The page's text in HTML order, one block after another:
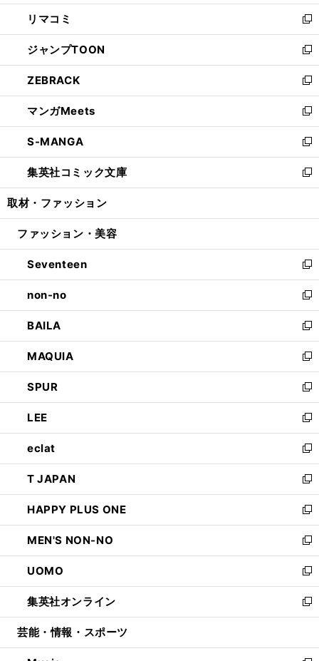
ウ
で
開
く
ン
ド
ウ
で
開
く
ウ
ィ
ン
ド
ウ
で
開
く
し
い
ウ
ィ
ン
ド
ウ
で
開
く
リマコミ
新
し
い
ウ
ィ
ン
ド
ウ
で
開
く
ジャンプTOON
新
し
い
ウ
ィ
ン
ド
ウ
で
開
ZEBRACK
新
し
い
ウ
ィ
ン
ド
ウ
開
マンガMeets
新
し
い
ウ
ィ
ン
ウ
開
く
S-MANGA
新
し
い
ウ
ン
ウ
で
開
く
集英社コミック文庫
新
し
ウ
ン
ド
ウ
で
開
く
取材・ファッション
ファッション・美容
Seventeen
新
し
い
ウ
ィ
ン
ド
ウ
で
開
く
non-no
新
し
い
ウ
ィ
ン
ド
ウ
で
開
く
BAILA
新
し
い
ウ
ィ
ン
ド
ウ
で
開
く
MAQUIA
新
し
い
ウ
ィ
ン
ド
ウ
で
開
く
SPUR
新
し
い
ウ
ィ
ン
ド
ウ
で
開
く
LEE
新
し
い
ウ
ィ
ン
ド
ウ
で
開
く
eclat
新
し
い
ウ
ィ
ン
ド
ウ
で
開
く
T JAPAN
新
し
い
ウ
ィ
ン
ド
ウ
で
開
HAPPY PLUS ONE
新
し
い
ウ
ィ
ン
ド
ウ
開
MEN'S NON-NO
新
し
い
ウ
ィ
ン
ウ
UOMO
新
し
い
ウ
ン
集英社オンライン
新
し
ウ
芸能・情報・スポーツ